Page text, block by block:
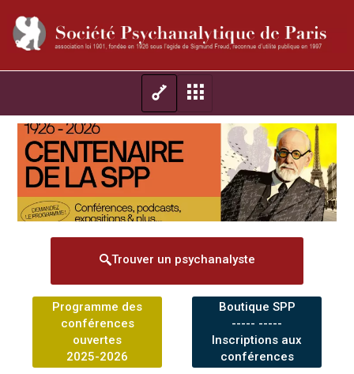
Trouver un psychanalyste
Programme des
conférences
ouvertes
2025-2026
Boutique SPP
----- -----
Inscriptions aux
conférences